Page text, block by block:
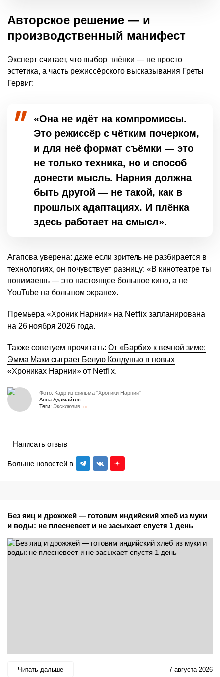
Авторское решение — и
производственный манифест
Эксперт считает, что выбор плёнки — не просто
эстетика, а часть режиссёрского высказывания Греты
Гервиг:
«Она не идёт на компромиссы.
Это режиссёр с чётким почерком,
и для неё формат съёмки — это
не только техника, но и способ
донести мысль. Нарния должна
быть другой — не такой, как в
прошлых адаптациях. И плёнка
здесь работает на смысл».
Агапова уверена: даже если зритель не разбирается в
технологиях, он почувствует разницу: «В кинотеатре ты
понимаешь — это настоящее большое кино, а не
YouTube на большом экране».
Премьера «Хроник Нарнии» на Netflix запланирована
на 26 ноября 2026 года.
Также советуем прочитать: От «Барби» к вечной зиме:
Эмма Маки сыграет Белую Колдунью в новых
«Хрониках Нарнии» от Netflix.
Фото: Кадр из фильма "Хроники Нарнии"
Анна Адамайтес
Теги: Эксклюзив
Больше новостей в
Написать отзыв
Без яиц и дрожжей — готовим индийский хлеб из муки
и воды: не плесневеет и не засыхает спустя 1 день
Читать дальше 7 августа 2026